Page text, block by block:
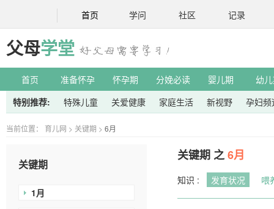
首页 学问 社区 记录
父母学堂
首页 准备怀孕 怀孕期 分娩必读 婴儿期
幼
特别推荐:
特殊儿童 关爱健康 家庭生活 新视野 孕妇频
当前位置： 育儿网 > 关键期 > 6月
关键期
1月
关键期 之6月
知识 : 发育状况 喂